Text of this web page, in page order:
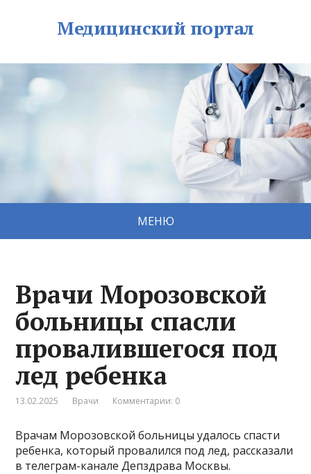
Медицинский портал
МЕНЮ
Врачи Морозовской
больницы спасли
провалившегося под
лед ребенка
13.02.2025 Врачи Комментарии: 0
Врачам Морозовской больницы удалось спасти
ребенка, который провалился под лед, рассказали
в телеграм-канале Депздрава Москвы.